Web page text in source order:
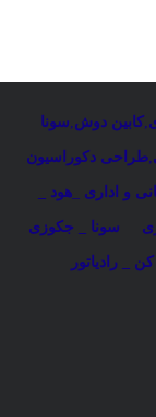
,کابین دوش,سونا
,طراحی دکوراسیون
و اداری _هود _
سونا _ جکوزی
_ رادیاتور